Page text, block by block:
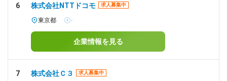
6 株式会社NTTドコモ 求人募集中
東京都 -
企業情報を見る
7 株式会社Ｃ３ 求人募集中